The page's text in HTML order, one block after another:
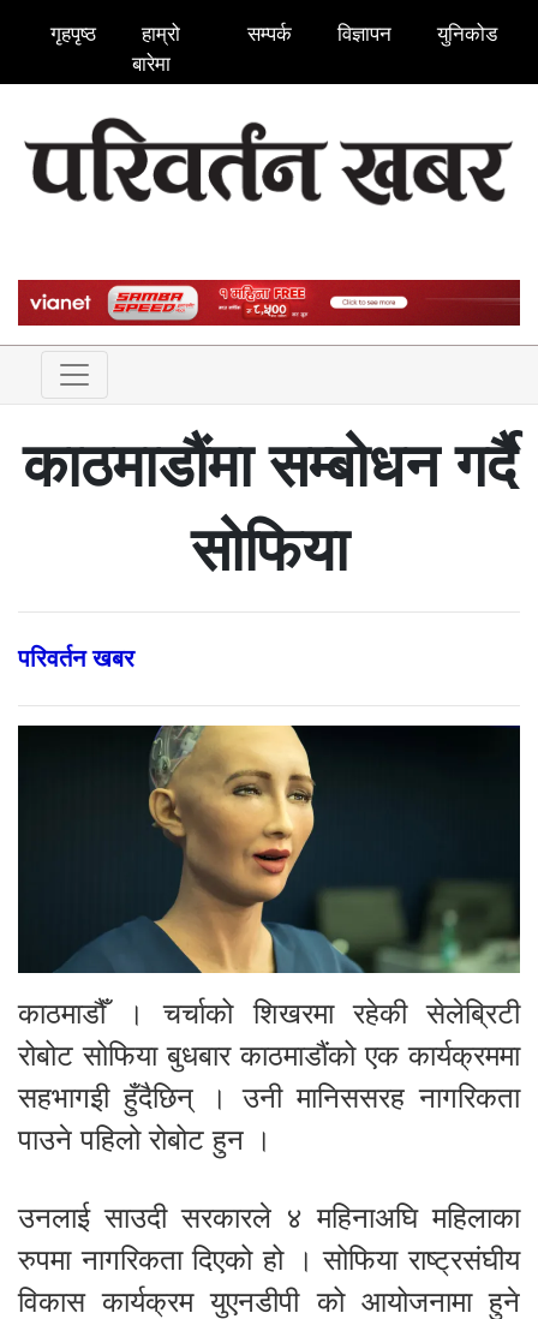
गृहपृष्ठ
हाम्रो
बारेमा
सम्पर्क विज्ञापन युनिकोड
काठमाडौंमा सम्बोधन गर्दै
सोफिया
परिवर्तन खबर
काठमाडौँ । चर्चाको शिखरमा रहेकी सेलेब्रिटी
रोबोट सोफिया बुधबार काठमाडौंको एक कार्यक्रममा
सहभागइी हुँदैछिन् । उनी मानिससरह नागरिकता
पाउने पहिलो रोबोट हुन ।
उनलाई साउदी सरकारले ४ महिनाअघि महिलाका
रुपमा नागरिकता दिएको हो । सोफिया राष्ट्रसंघीय
विकास कार्यक्रम युएनडीपी को आयोजनामा हुने